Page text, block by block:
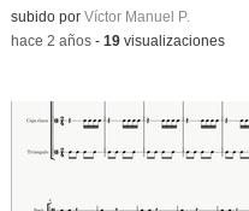
Contenido educativo.
subido por Víctor Manuel P.
-hace 2 años- 19visualizaciones